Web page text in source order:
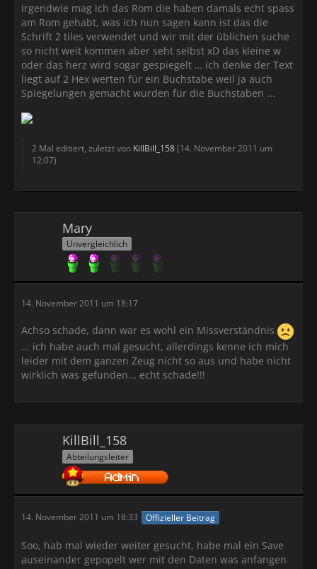
(translator
Moose among them), and it wasn't long till a script
dump was obtained
with Artemio's help, allowing the translation to get
underway.
But as is often the case with SNES RPG projects, the
give up all its secrets so easily. The menu fonts, along
of the menu text itself, were compressed beyond
recognition. Also
width font for the
and unsightly.
The absence of progress on the ROM modifications
combined with
the lack of time by several key people gradually
nearly comatose. Just about everyone in the initial
dropped out of sight. As 1998 wore on, a few other
small attempts
were made by separate projects that tried to create
their own SMRPG
well.....
Sometime during the summer of 1998, FuSoYa
appeared for the first
time and contacted Cecil with information dealing
with the ROM's
contact with Moose.
restarted
attempt to make the SMRPG translation a reality.
Irgendwie mag ich das Rom die haben damals echt spass
am Rom gehabt, was ich nun sagen kann ist das die
Schrift 2 tiles verwendet und wir mit der üblichen suche
so nicht weit kommen aber seht selbst xD das kleine w
oder das herz wird sogar gespiegelt … ich denke der Text
liegt auf 2 Hex werten für ein Buchstabe weil ja auch
Spiegelungen gemacht wurden für die Buchstaben ...
2 Mal editiert, zuletzt von KillBill_158(14. November 2011 um
12:07)
Mary
Unvergleichlich
14. November 2011 um 18:17
Achso schade, dann war es wohl ein Missverständnis
... ich habe auch mal gesucht, allerdings kenne ich mich
leider mit dem ganzen Zeug nicht so aus und habe nicht
wirklich was gefunden... echt schade!!!
KillBill_158
Abteilungsleiter
14. November 2011 um 18:33 Offizieller Beitrag
Soo, hab mal wieder weiter gesucht, habe mal ein Save
auseinander gepopelt wer mit den Daten was anfangen